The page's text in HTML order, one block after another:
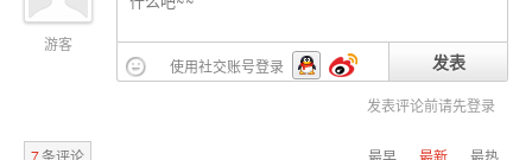
游客
使用社交账号登录
发表
发表评论前请先登录
7条评论 最早 最新 最热